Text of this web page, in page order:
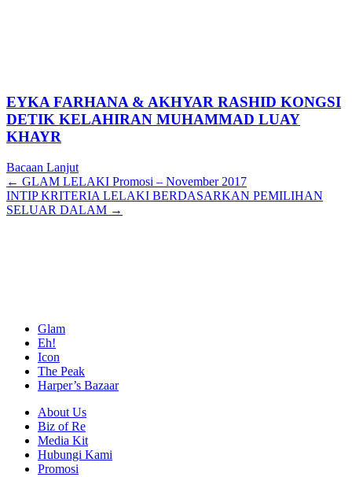
EYKA FARHANA & AKHYAR RASHID KONGSI
DETIK KELAHIRAN MUHAMMAD LUAY
KHAYR
Bacaan Lanjut
Posts
navigation
← GLAM LELAKI Promosi – November 2017
INTIP KRITERIA LELAKI BERDASARKAN PEMILIHAN
SELUAR DALAM →
Glam
Eh!
Icon
The Peak
Harper’s Bazaar
About Us
Biz of Re
Media Kit
Hubungi Kami
Promosi